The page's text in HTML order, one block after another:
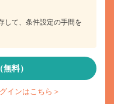
して、条件設定の手間を
料）
インはこちら＞